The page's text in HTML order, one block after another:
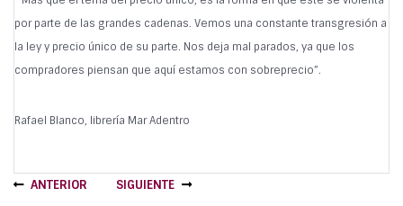
por parte de las grandes cadenas. Vemos una constante transgresión a
la ley y precio único de su parte. Nos deja mal parados, ya que los
compradores piensan que aquí estamos con sobreprecio”.
Rafael Blanco, librería Mar Adentro
ANTERIOR SIGUIENTE